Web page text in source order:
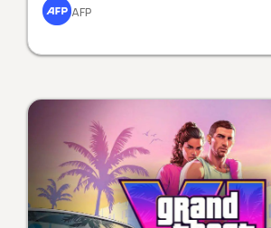
AFP